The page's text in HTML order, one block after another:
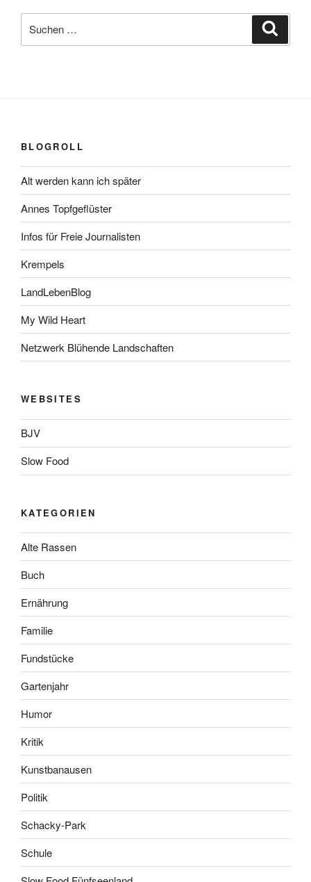
nach:
BLOGROLL
Alt werden kann ich später
Annes Topfgeflüster
Infos für Freie Journalisten
Krempels
LandLebenBlog
My Wild Heart
Netzwerk Blühende Landschaften
WEBSITES
BJV
Slow Food
KATEGORIEN
Alte Rassen
Buch
Ernährung
Familie
Fundstücke
Gartenjahr
Humor
Kritik
Kunstbanausen
Politik
Schacky-Park
Schule